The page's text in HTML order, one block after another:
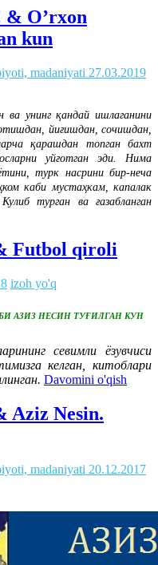
& O’rxon
kun
madaniyati 27.03.2019
унинг қандай ишлаганини
йиғишдан, сочишдан,
қарашдан топган бахт
уйғотган эди. Нима
турк насрини бир-неча
каби мустаҳкам, капалак
турган ва ғазабланган
Futbol qiroli
izoh yo'q
АЗИЗ НЕСИН ТУҒИЛГАН КУН
севимли ёзувчиси
келган, китоблари
Davomini o'qish
Aziz Nesin.
madaniyati 20.12.2017